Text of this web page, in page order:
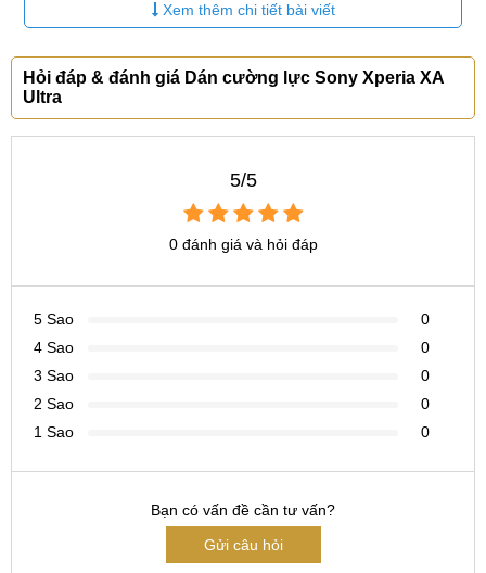
phẩm với mức giá hợp lý nhất:
MobileCity địa chỉ mua dán cường
lực Sony Xperia XA Ultra
chính hãng, giá rẻtại Hà Nội,
Bạn ở phía bắc Hà Nội: Số 120 Thái Hà, Đống Đa, Hà Nội
0969.122.122 & 0433.120.120
Bạn ở TPHCM: Số 123 Trần Quang Khải, Q.1, P.Tân Định,
Hotline:
0965.123.123 & 0969.520.520 & 0822.300.600
Xem thêm chi tiết bài viết
Hỏi đáp & đánh giá Dán cường lực Sony Xperia XA
Ultra
5/5
0 đánh giá và hỏi đáp
5 Sao
0
4 Sao
0
3 Sao
0
2 Sao
0
1 Sao
0
Bạn có vấn đề cần tư vấn?
Gửi câu hỏi